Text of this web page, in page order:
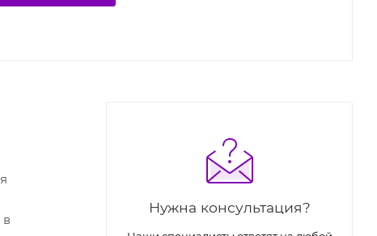
Нужна консультация?